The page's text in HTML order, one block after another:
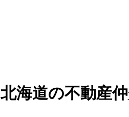
北海道の不動産